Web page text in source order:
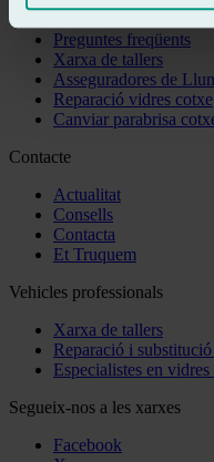
Preguntes freqüents
Xarxa de tallers
Asseguradores de
Reparació vidres cotxe
Canviar parabrisa
Contacte
Actualitat
Consells
Contacta
Et Truquem
Vehicles professionals
Xarxa de tallers
Reparació i
Especialistes en
Segueix-nos a les xarxes
Facebook